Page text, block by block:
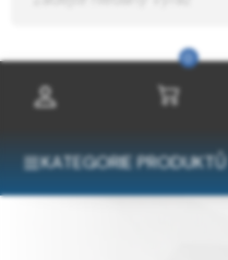
KATEGORIE PRODUKTŮ
0